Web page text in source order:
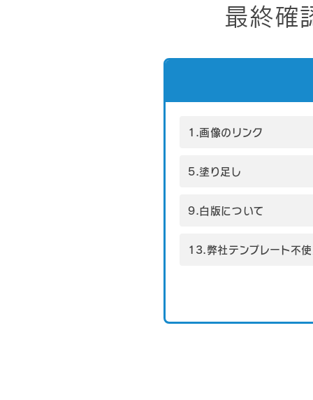
最終確
1.画像のリンク
5.塗り足し
9.白版について
13.弊社テンプレート不